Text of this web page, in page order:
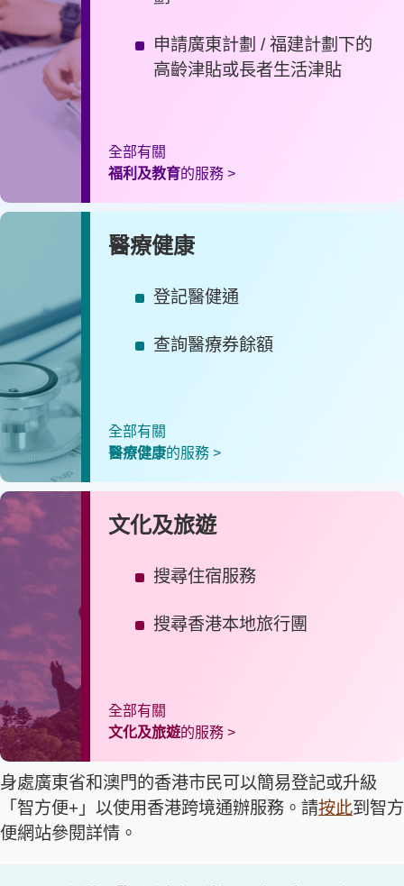
申請廣東計劃 / 福建計劃下的
高齡津貼或長者生活津貼
全部有關
福利及教育的服務 >
醫療健康
登記醫健通
查詢醫療券餘額
全部有關
醫療健康的服務 >
文化及旅遊
搜尋住宿服務
搜尋香港本地旅行團
全部有關
文化及旅遊的服務 >
身處廣東省和澳門的香港市民可以簡易登記或升級
「智方便+」以使用香港跨境通辦服務。請按此到智方
便網站參閱詳情。